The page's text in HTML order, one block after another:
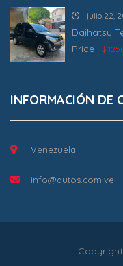
julio 22,
Daihatsu
Price : $
INFORMACIÓN DE
Venezuela
info@autos.com.ve